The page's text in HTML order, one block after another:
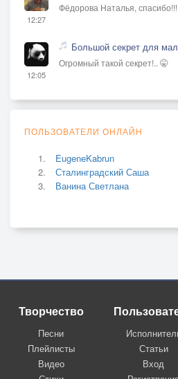
12:27
Фёдорова Наталья, спасибо!!!
12:05
Большой секрет для
Огромный такой секрет!.. 🤫
ПОЛЬЗОВАТЕЛИ ОНЛАЙН
EugeneKabrun
Сталинградский Саша
Ванина Светлана
Творчество
Песни
Плейлисты
Видео
Статьи
Вход